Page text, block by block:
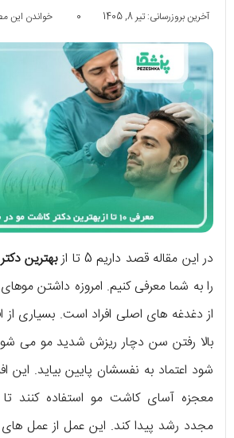
آخرین بروزرسانی: تیر 8, 1405
0 خواندن این مطلب
در این مقاله قصد داریم 5 تا از
بهترین
را به شما معرفی کنیم. امروزه داشتن
از دغدغه های اصلی افراد است. بسیاری از
بالا رفتن سن دچار ریزش شدید مو می
شود اعتماد به نفسشان پایین بیاید. این
معجزه آسای کاشت مو استفاده کنند
مجدد رشد پیدا کند. این عمل از عمل